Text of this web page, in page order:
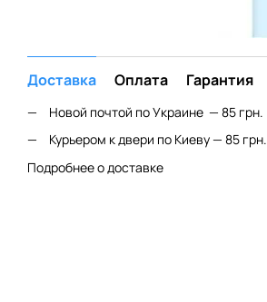
Доставка Оплата Гарантия
Новой почтой по Украине — 85 грн.
Курьером к двери по Киеву — 85 грн.
Подробнее о доставке